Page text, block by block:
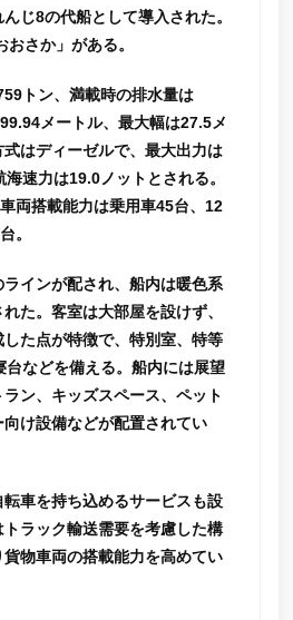
じ8の代船として導入された。
さか」がある。
トン、満載時の排水量は
メートル、最大幅は27.5メ
はディーゼルで、最大出力は
速力は19.0ノットとされる。
両搭載能力は乗用車45台、12
。
インが配され、船内は暖色系
た。客室は大部屋を設けず、
た点が特徴で、特別室、特等
台などを備える。船内には展望
ン、キッズスペース、ペット
け設備などが配置されてい
転車を持ち込めるサービスも設
ラック輸送需要を考慮した構
物車両の搭載能力を高めてい